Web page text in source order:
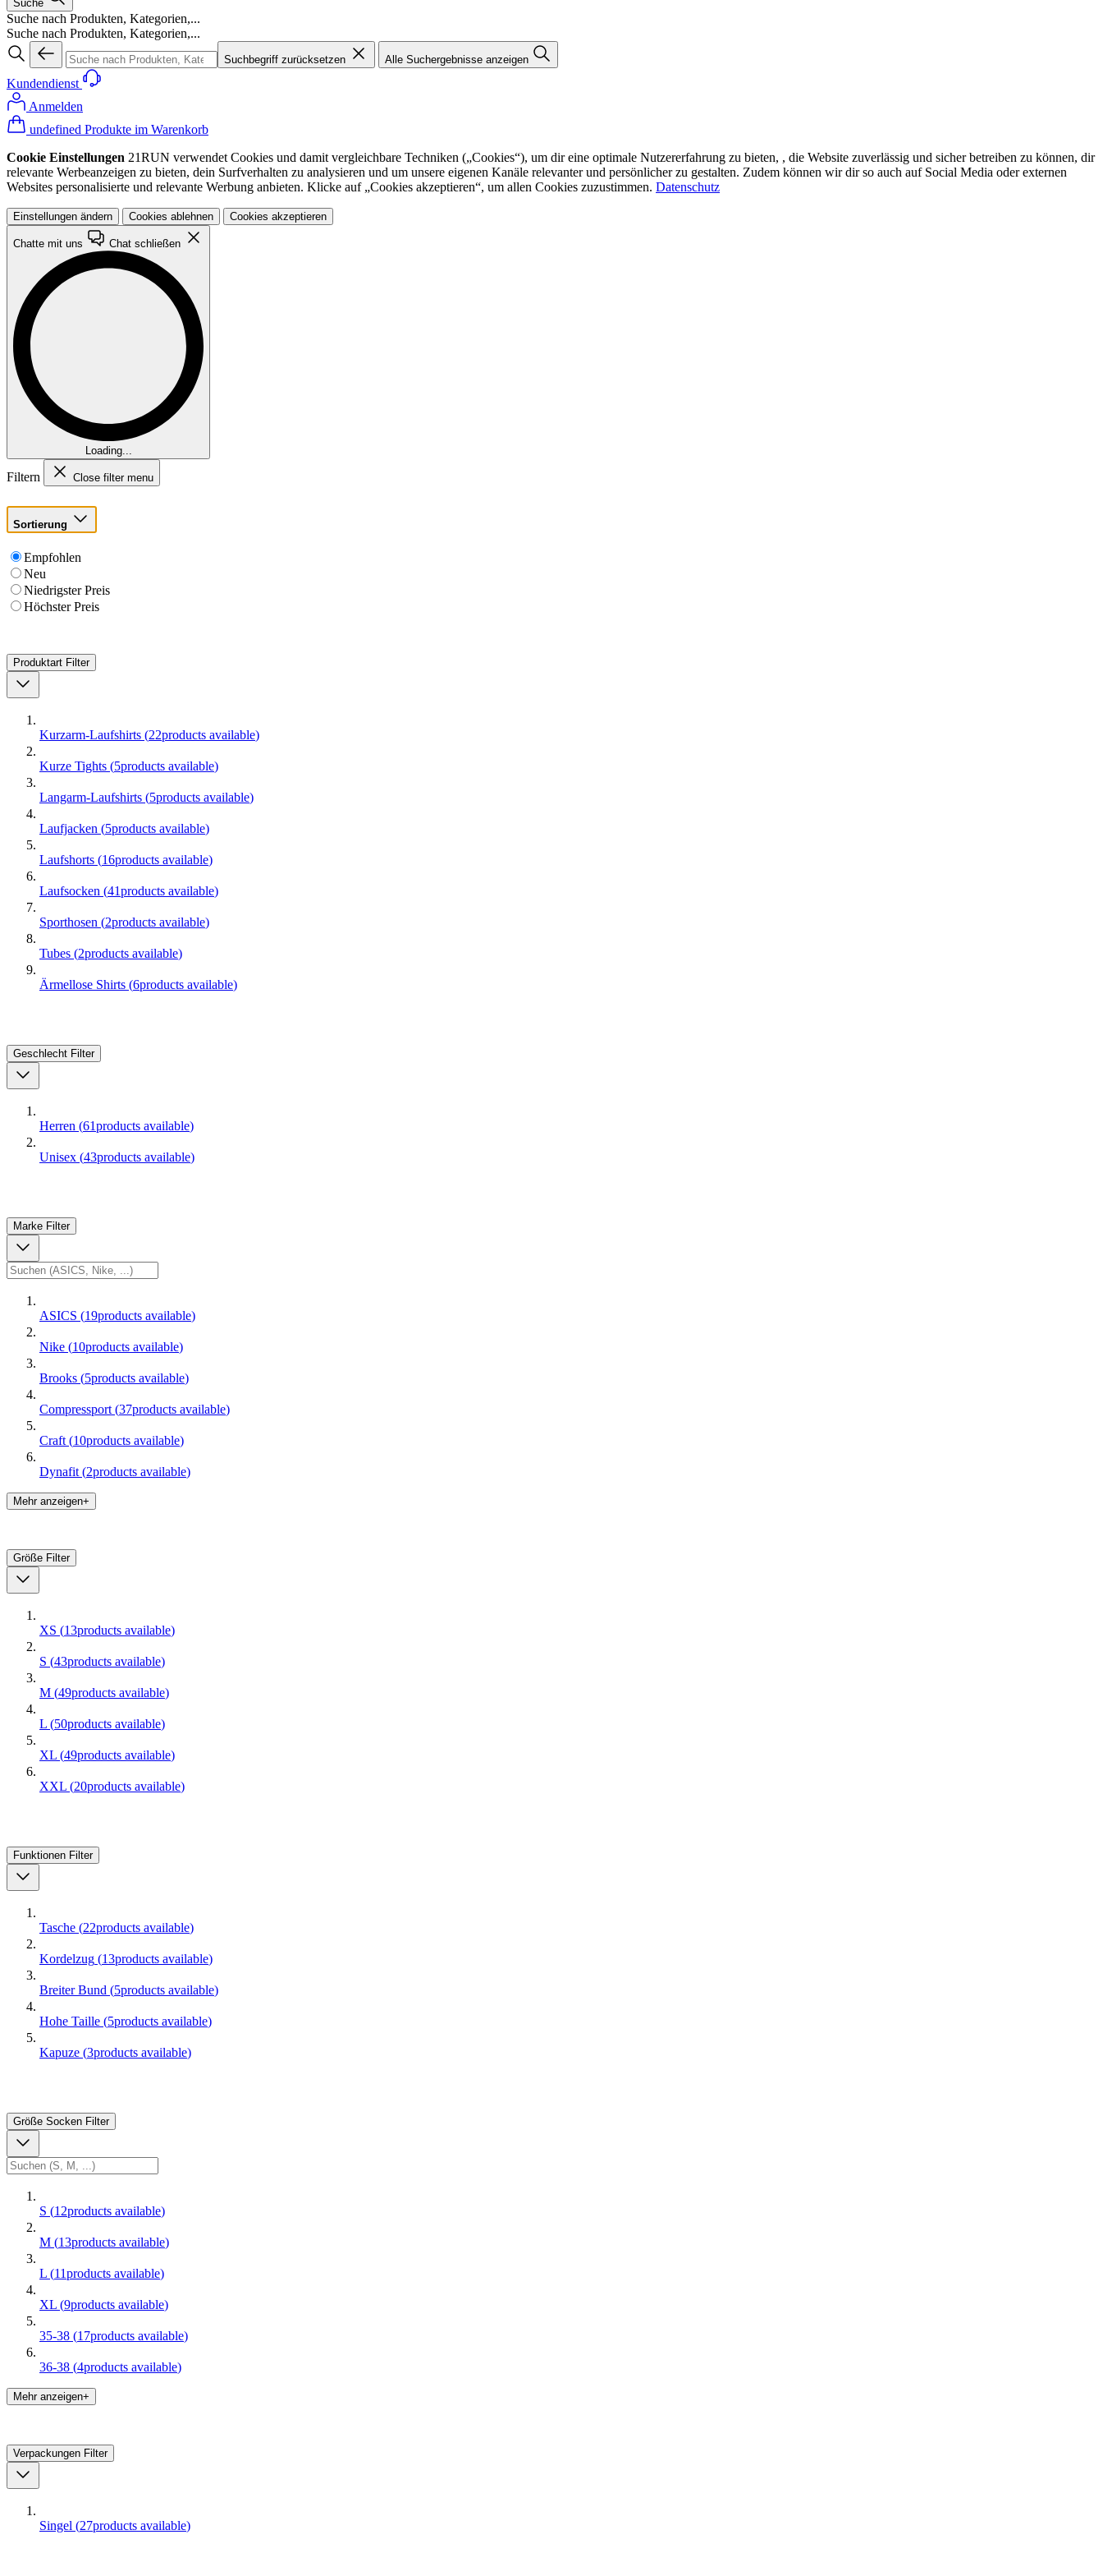
Suche
Suche nach Produkten, Kategorien,...
Suche nach Produkten, Kategorien,...
Suchbegriff zurücksetzen Alle Suchergebnisse anzeigen
Kundendienst
Anmelden
undefined Produkte im Warenkorb
Cookie Einstellungen 21RUN verwendet Cookies und damit vergleichbare Techniken („Cookies“), um dir eine optimale Nutzererfahrung zu bieten, , die Website zuverlässig und sicher betreiben zu können, dir
relevante Werbeanzeigen zu bieten, dein Surfverhalten zu analysieren und um unsere eigenen Kanäle relevanter und persönlicher zu gestalten. Zudem können wir dir so auch auf Social Media oder externen
Websites personalisierte und relevante Werbung anbieten. Klicke auf „Cookies akzeptieren“, um allen Cookies zuzustimmen. Datenschutz
Einstellungen ändern Cookies ablehnen Cookies akzeptieren
Chatte mit uns Chat schließen
Loading...
Filtern Close filter menu
Sortierung
Empfohlen
Neu
Niedrigster Preis
Höchster Preis
Produktart Filter
Kurzarm-Laufshirts (22products available)
Kurze Tights (5products available)
Langarm-Laufshirts (5products available)
Laufjacken (5products available)
Laufshorts (16products available)
Laufsocken (41products available)
Sporthosen (2products available)
Tubes (2products available)
Ärmellose Shirts (6products available)
Geschlecht Filter
Herren (61products available)
Unisex (43products available)
Marke Filter
ASICS (19products available)
Nike (10products available)
Brooks (5products available)
Compressport (37products available)
Craft (10products available)
Dynafit (2products available)
Mehr anzeigen+
Größe Filter
XS (13products available)
S (43products available)
M (49products available)
L (50products available)
XL (49products available)
XXL (20products available)
Funktionen Filter
Tasche (22products available)
Kordelzug (13products available)
Breiter Bund (5products available)
Hohe Taille (5products available)
Kapuze (3products available)
Größe Socken Filter
S (12products available)
M (13products available)
L (11products available)
XL (9products available)
35-38 (17products available)
36-38 (4products available)
Mehr anzeigen+
Verpackungen Filter
Singel (27products available)